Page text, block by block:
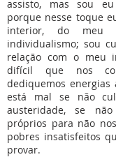
assisto, mas sou
porque nesse toque
interior, do meu
individualismo; sou
relação com o meu
difícil que nos
dediquemos
está mal se não
austeridade, se
próprios para não
pobres insatisfeitos
provar.